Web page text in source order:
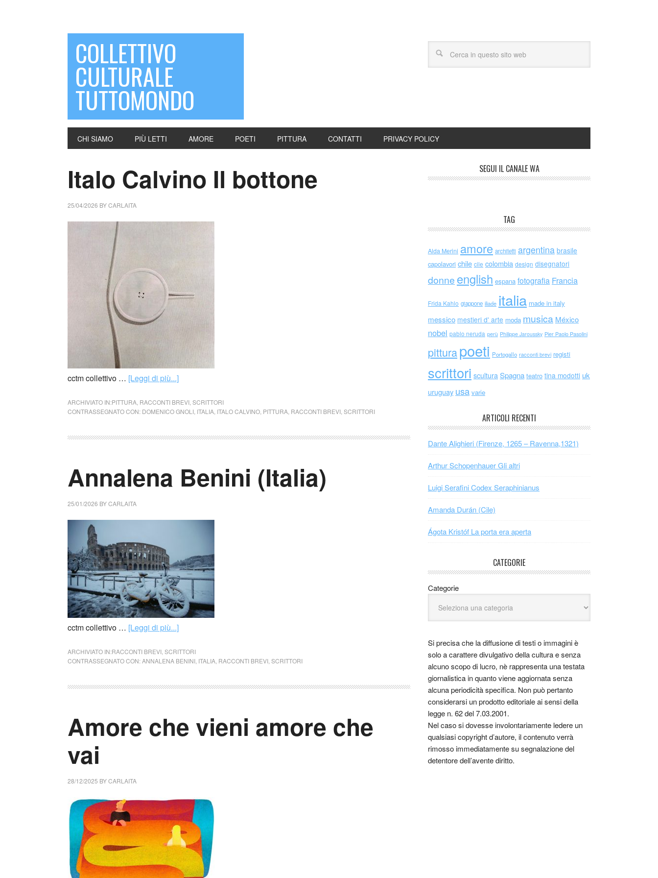
COLLETTIVO
CULTURALE
TUTTOMONDO
CHI SIAMO PIÙ LETTI AMORE POETI PITTURA CONTATTI PRIVACY POLICY
Italo Calvino Il bottone
25/04/2026 BYCARLAITA
cctm collettivo … [Leggi di più...]
ARCHIVIATO IN:PITTURA RACCONTI BREVI SCRITTORI
CONTRASSEGNATO CON: DOMENICO GNOLI ITALIA ITALO CALVINO PITTURA RACCONTI BREVI SCRITTORI
Annalena Benini (Italia)
25/01/2026 BYCARLAITA
cctm collettivo … [Leggi di più...]
ARCHIVIATO IN:RACCONTI BREVI SCRITTORI
CONTRASSEGNATO CON:ANNALENA BENINI ITALIA RACCONTI BREVI SCRITTORI
Amore che vieni amore che
vai
28/12/2025 BYCARLAITA
SEGUI IL CANALE WA
TAG
Alda Merini amore architetti argentina brasile
capolavori chile cile colombia design disegnatori
donne english espana fotografia Francia
Frida Kahlo giappone iliade italia made in italy
messico mestieri d' arte moda musica México
nobel pablo neruda perù Philippe Jaroussky Pier Paolo Pasolini
pitturapoeti Portogallo racconti brevi registi
scrittori scultura Spagna teatro tina modotti uk
uruguay usa varie
ARTICOLI RECENTI
Dante Alighieri (Firenze, 1265 – Ravenna,1321)
Arthur Schopenhauer Gli altri
Luigi Serafini Codex Seraphinianus
Amanda Durán (Cile)
Ágota Kristóf La porta era aperta
CATEGORIE
Categorie
Si precisa che la diffusione di testi o immagini è
solo a carattere divulgativo della cultura e senza
alcuno scopo di lucro, nè rappresenta una testata
giornalistica in quanto viene aggiornata senza
alcuna periodicità specifica. Non può pertanto
considerarsi un prodotto editoriale ai sensi della
legge n. 62 del 7.03.2001.
Nel caso si dovesse involontariamente ledere un
qualsiasi copyright d’autore, il contenuto verrà
rimosso immediatamente su segnalazione del
detentore dell’avente diritto.